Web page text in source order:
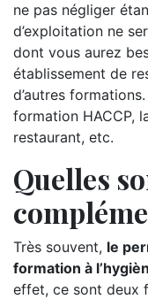
ne pas négliger
d’exploitation ne
dont vous aurez
établissement de
d’autres
formation HACCP,
restaurant, etc.
Quelles
Très souvent, le
formation à
effet, ce sont deux